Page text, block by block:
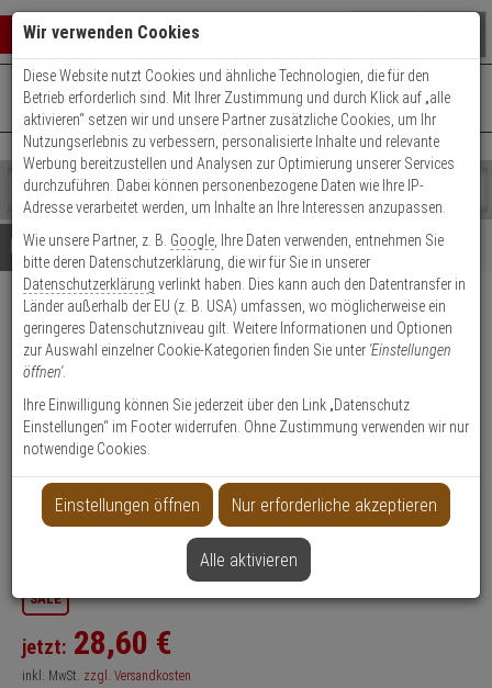
Warenkorb schließen
0 ARTIKEL IM WARENKORB
Ihr Warenkorb ist momentan leer.
Ergebnisse ()
Fertig
Shop
durchsuchen
Bitte
geben
Sie
mindestens
Zeichen
ein,
um
Suche
Es
wurde
noch
Kategorien
Suche
gestartet
+49 (0)821 899 493-0Mo. - Do.: 8:00 - 16:30 | Fr.: 8:00 - 14:00 Uhr
Kontaktservice nutzen
Details Beratung
Dahua PFH101 Halterung
Produktmerkmale
Datenblatt drucken
Produktinformationen
Halterung, Zubehörartikel
Anwendung: Videoüberwachung
SALE
jetzt: 28,60 €
inkl. MwSt. zzgl. Versandkosten
Wir verwenden Cookies
Diese Website nutzt Cookies und ähnliche Technologien, die für den
Betrieb erforderlich sind. Mit Ihrer Zustimmung und durch Klick auf „alle
aktivieren“ setzen wir und unsere Partner zusätzliche Cookies, um Ihr
Nutzungserlebnis zu verbessern, personalisierte Inhalte und relevante
Werbung bereitzustellen und Analysen zur Optimierung unserer Services
durchzuführen. Dabei können personenbezogene Daten wie Ihre IP-
Adresse verarbeitet werden, um Inhalte an Ihre Interessen anzupassen.
Wie unsere Partner, z. B. Google , Ihre Daten verwenden, entnehmen Sie
bitte deren Datenschutzerklärung, die wir für Sie in unserer
Datenschutzerklärung verlinkt haben. Dies kann auch den Datentransfer in
Länder außerhalb der EU (z. B. USA) umfassen, wo möglicherweise ein
geringeres Datenschutzniveau gilt. Weitere Informationen und Optionen
zur Auswahl einzelner Cookie-Kategorien finden Sie unter 'Einstellungen
öffnen'.
Ihre Einwilligung können Sie jederzeit über den Link „Datenschutz
Einstellungen“ im Footer widerrufen. Ohne Zustimmung verwenden wir nur
notwendige Cookies.
Einstellungen öffnen Nur erforderliche akzeptieren
Alle aktivieren